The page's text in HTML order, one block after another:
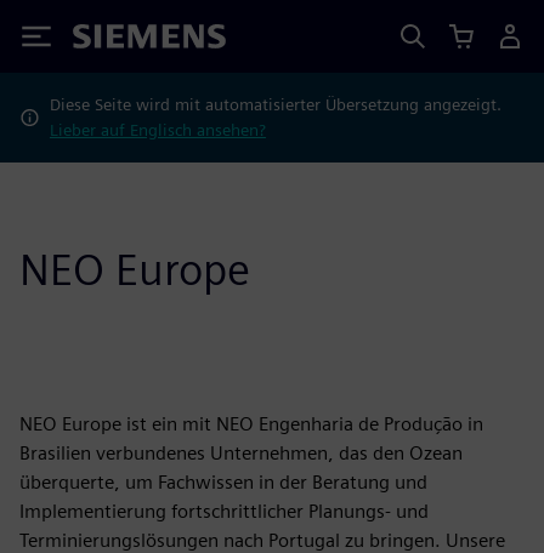
Siemens
Diese Seite wird mit automatisierter Übersetzung angezeigt.
Lieber auf Englisch ansehen?
NEO Europe
NEO Europe ist ein mit NEO Engenharia de Produção in
Brasilien verbundenes Unternehmen, das den Ozean
überquerte, um Fachwissen in der Beratung und
Implementierung fortschrittlicher Planungs- und
Terminierungslösungen nach Portugal zu bringen. Unsere